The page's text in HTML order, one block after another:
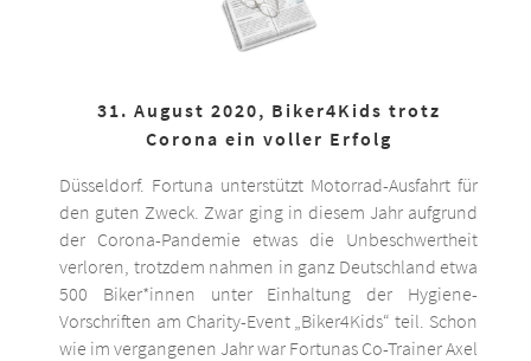
31. August 2020, Biker4Kids trotz
Corona ein voller Erfolg
Düsseldorf. Fortuna unterstützt Motorrad-Ausfahrt für
den guten Zweck. Zwar ging in diesem Jahr aufgrund
der Corona-Pandemie etwas die Unbeschwertheit
verloren, trotzdem nahmen in ganz Deutschland etwa
500 Biker*innen unter Einhaltung der Hygiene-
Vorschriften am Charity-Event „Biker4Kids“ teil. Schon
wie im vergangenen Jahr war Fortunas Co-Trainer Axel